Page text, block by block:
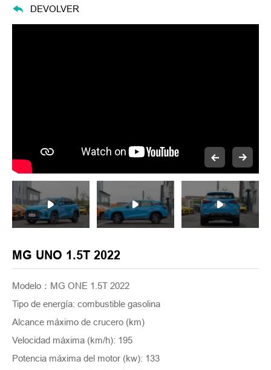
DEVOLVER
MG UNO 1.5T 2022
Modelo：MG ONE 1.5T 2022
Tipo de energía: combustible gasolina
Alcance máximo de crucero (km)
Velocidad máxima (km/h): 195
Potencia máxima del motor (kw): 133